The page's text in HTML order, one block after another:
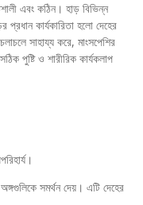
এবং কঠিন। হাড় বিভিন্ন
প্রধান কার্যকারিতা হলো দেহের
সাহায্য করে, মাংসপেশির
পুষ্টি ও শারীরিক কার্যকলাপ
সমর্থন দেয়। এটি দেহের